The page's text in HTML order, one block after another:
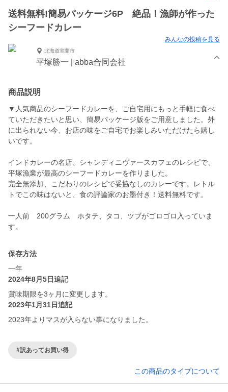
送料無料!簡易パッケージ6P 絶品！漁師が作った
シーフードカレー
みんなの投稿を見る
北海道室蘭市
平塚勝一 | abba合同会社
商品説明
▼人気商品のシーフードカレーを、ご自宅用にもっと手軽に食べ
ていただきたいと思い、簡易パッケージ版をご用意しました。外
に出られない今、お店の味をご自宅でお楽しみいただけたら嬉し
いです。
インドカレーの名店、シャンディニヴァースカフェのレシピで、
平塚漁業が最高のシーフードカレーを作りました。
完全無添加、こだわりのレシピで妥協なしのカレーです。レトル
トでこの味はないと、食の評論家のお墨付き！送料無料です。
一人前 200グラム ホタテ、タコ、ツブがゴロゴロ入っていま
す。
保存方法
一年
2024年8月5日追記
賞味期限を3ヶ月に変更します。
2023年1月31日追記
2023年よりマスが入らない事になりました。
#訳あってお買い得
この商品のタイプについて